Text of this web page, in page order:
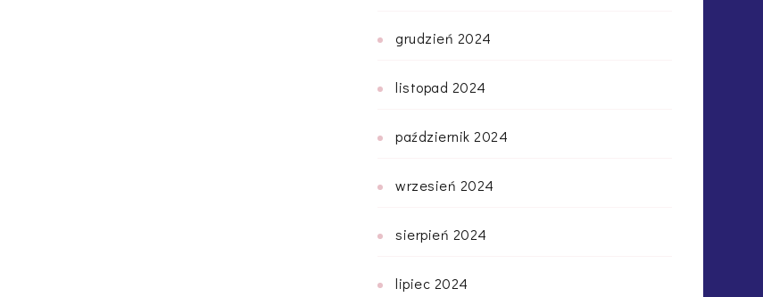
grudzień 2024
listopad 2024
październik 2024
wrzesień 2024
sierpień 2024
lipiec 2024